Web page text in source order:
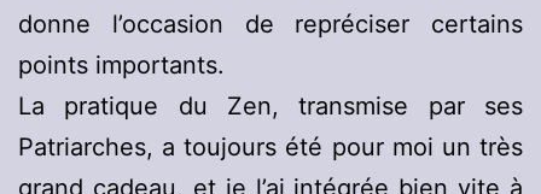
donne l’occasion de repréciser certains
points importants.
La pratique du Zen, transmise par ses
Patriarches, a toujours été pour moi un très
grand cadeau, et je l’ai intégrée bien vite à